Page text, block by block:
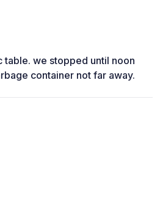
table. we stopped until noon
container not far away.